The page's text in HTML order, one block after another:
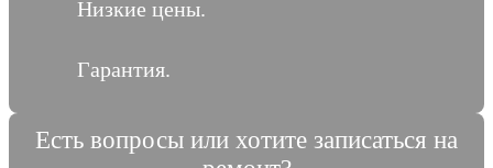
Низкие цены.
Гарантия.
Есть вопросы или хотите записаться на